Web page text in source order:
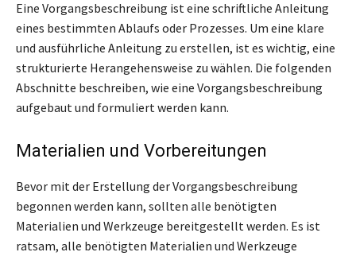
Eine Vorgangsbeschreibung ist eine schriftliche Anleitung
eines bestimmten Ablaufs oder Prozesses. Um eine klare
und ausführliche Anleitung zu erstellen, ist es wichtig, eine
strukturierte Herangehensweise zu wählen. Die folgenden
Abschnitte beschreiben, wie eine Vorgangsbeschreibung
aufgebaut und formuliert werden kann.
Materialien und Vorbereitungen
Bevor mit der Erstellung der Vorgangsbeschreibung
begonnen werden kann, sollten alle benötigten
Materialien und Werkzeuge bereitgestellt werden. Es ist
ratsam, alle benötigten Materialien und Werkzeuge